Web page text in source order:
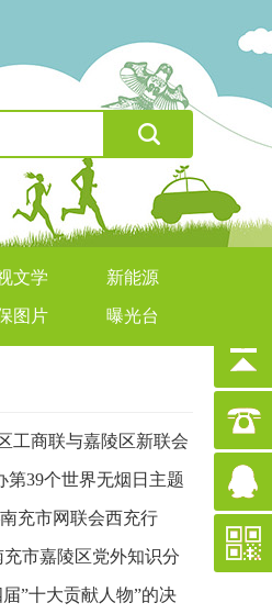
文学 新能源
图片 曝光台
商联与嘉陵区新联会
第39个世界无烟日主题
充市网联会西充行
市嘉陵区党外知识分
结暨蛇年新春联欢会
”十大贡献人物”的决